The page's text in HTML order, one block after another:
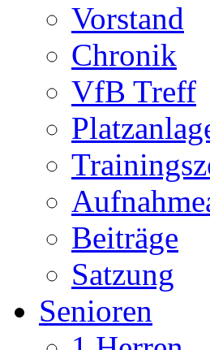
Vorstand
Chronik
VfB Treff
Beiträge
Satzung
Senioren